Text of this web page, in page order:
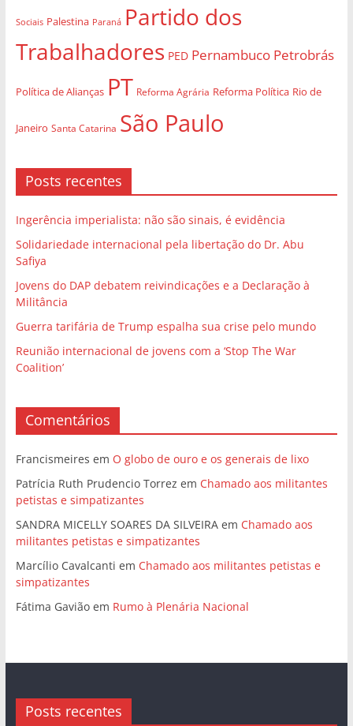
Sociais Palestina Paraná Partido dos
Trabalhadores PED Pernambuco Petrobrás
Política de Alianças PT Reforma Agrária Reforma Política Rio de
Janeiro Santa Catarina São Paulo
Posts recentes
Ingerência imperialista: não são sinais, é evidência
Solidariedade internacional pela libertação do Dr. Abu
Safiya
Jovens do DAP debatem reivindicações e a Declaração à
Militância
Guerra tarifária de Trump espalha sua crise pelo mundo
Reunião internacional de jovens com a ‘Stop The War
Coalition’
Comentários
Francismeires em O globo de ouro e os generais de lixo
Patrícia Ruth Prudencio Torrez em Chamado aos militantes
petistas e simpatizantes
SANDRA MICELLY SOARES DA SILVEIRAem Chamado aos
militantes petistas e simpatizantes
Marcílio Cavalcanti em Chamado aos militantes petistas e
simpatizantes
Fátima Gaviãoem Rumo à Plenária Nacional
Posts recentes